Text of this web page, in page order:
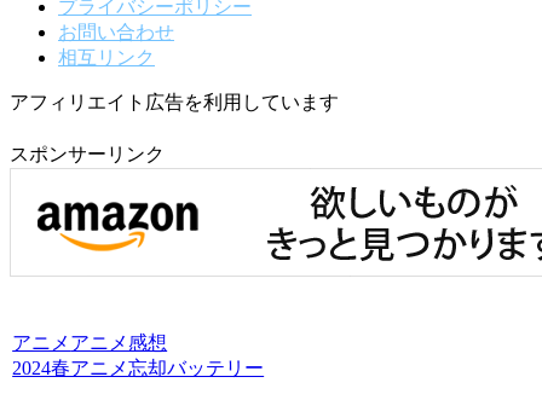
プライバシーポリシー
お問い合わせ
相互リンク
アフィリエイト広告を利用しています
スポンサーリンク
アニメ アニメ感想
2024春アニメ忘却バッテリー